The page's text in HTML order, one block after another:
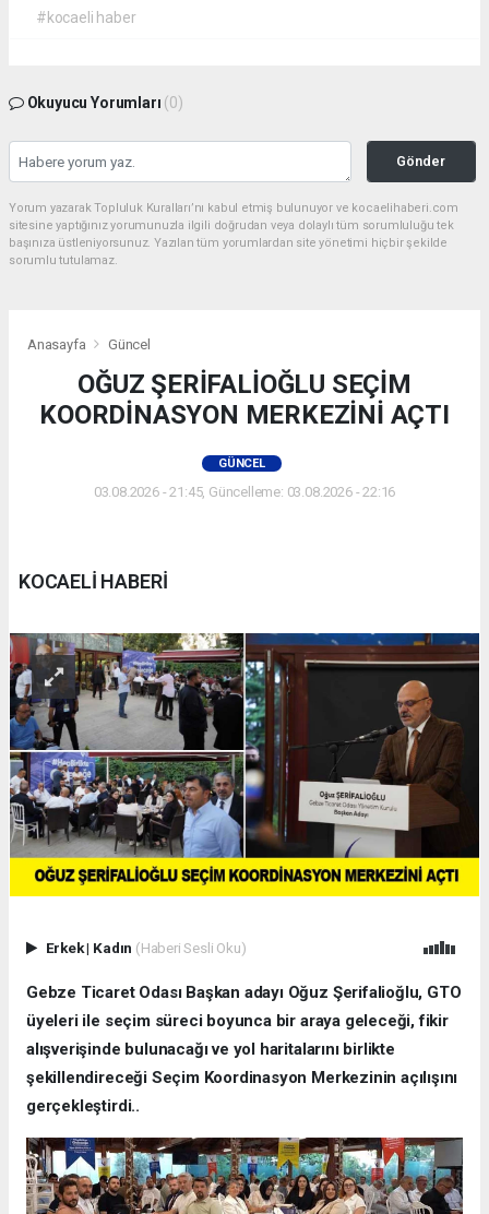
#kocaeli haber
Okuyucu Yorumları (0)
Gönder
Yorum yazarak Topluluk Kuralları’nı kabul etmiş bulunuyor ve kocaelihaberi.com
sitesine yaptığınız yorumunuzla ilgili doğrudan veya dolaylı tüm sorumluluğu tek
başınıza üstleniyorsunuz. Yazılan tüm yorumlardan site yönetimi hiçbir şekilde
sorumlu tutulamaz.
Anasayfa Güncel
OĞUZ ŞERİFALİOĞLU SEÇİM
KOORDİNASYON MERKEZİNİ AÇTI
GÜNCEL
03.08.2026 - 21:45, Güncelleme: 03.08.2026 - 22:16
KOCAELİ HABERİ
Erkek| Kadın (Haberi Sesli Oku)
Gebze Ticaret Odası Başkan adayı Oğuz Şerifalioğlu, GTO
üyeleri ile seçim süreci boyunca bir araya geleceği, fikir
alışverişinde bulunacağı ve yol haritalarını birlikte
şekillendireceği Seçim Koordinasyon Merkezinin açılışını
gerçekleştirdi..